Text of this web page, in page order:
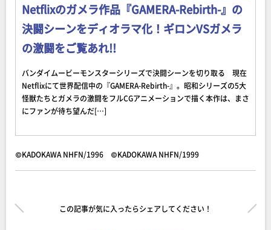
Netflixのガメラ作品『GAMERA-Rebirth-』の
決闘シーンをディオラマ化！ギロンVSガメラ
の激闘をご覧あれ!!
バンダイムービーモンスターシリーズで決闘シーンを切り取る 現在
Netflixにて世界配信中の『GAMERA-Rebirth-』。昭和シリーズの5大
怪獣たちとガメラの激闘をフルCGアニメーションで描く本作は、まさ
にファンが待ち望んだ[…]
©KADOKAWA NHFN/1996 ©KADOKAWA NHFN/1999
この記事が気に入ったらシェアしてください！